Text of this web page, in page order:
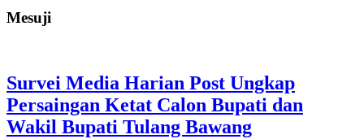
Mesuji
Survei Media Harian Post Ungkap
Persaingan Ketat Calon Bupati dan
Wakil Bupati Tulang Bawang